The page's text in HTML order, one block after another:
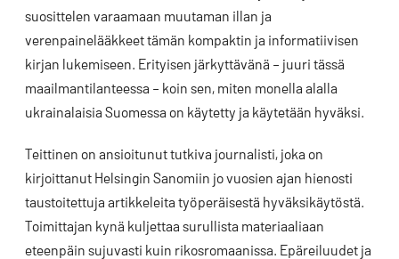
suosittelen varaamaan muutaman illan ja
verenpainelääkkeet tämän kompaktin ja informatiivisen
kirjan lukemiseen. Erityisen järkyttävänä – juuri tässä
maailmantilanteessa – koin sen, miten monella alalla
ukrainalaisia Suomessa on käytetty ja käytetään hyväksi.
Teittinen on ansioitunut tutkiva journalisti, joka on
kirjoittanut Helsingin Sanomiin jo vuosien ajan hienosti
taustoitettuja artikkeleita työperäisestä hyväksikäytöstä.
Toimittajan kynä kuljettaa surullista materiaaliaan
eteenpäin sujuvasti kuin rikosromaanissa. Epäreiluudet ja